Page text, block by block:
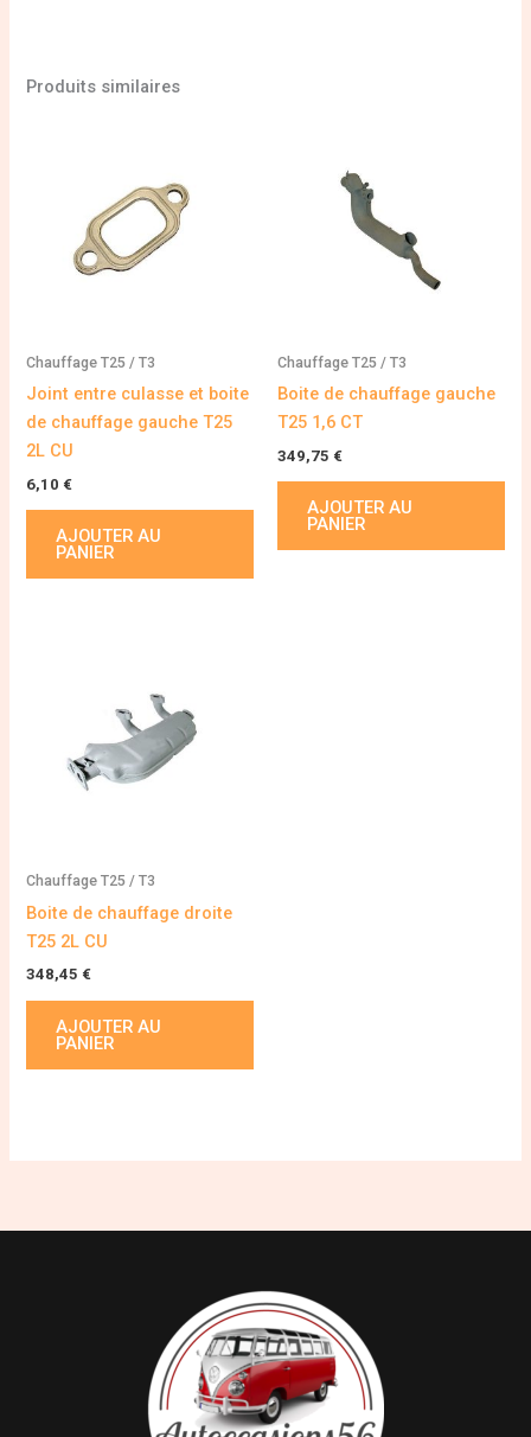
Produits similaires
Chauffage T25 / T3
Joint entre culasse et boite
de chauffage gauche T25
2L CU
6,10 €
AJOUTER AU
PANIER
Chauffage T25 / T3
Boite de chauffage gauche
T25 1,6 CT
349,75 €
AJOUTER AU
PANIER
Chauffage T25 / T3
Boite de chauffage droite
T25 2L CU
348,45 €
AJOUTER AU
PANIER